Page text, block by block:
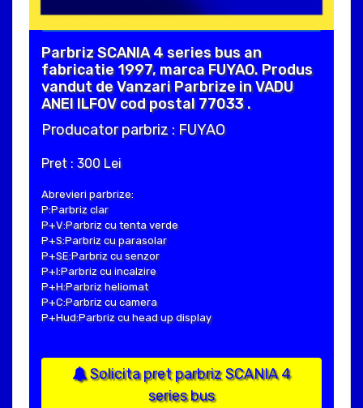
Parbriz SCANIA 4 series bus an
fabricatie 1997, marca FUYAO. Produs
vandut de Vanzari Parbrize in VADU
ANEI ILFOV cod postal 77033 .
Producator parbriz : FUYAO
Pret : 300 Lei
Abrevieri parbrize:
P:Parbriz clar
P+V:Parbriz cu tenta verde
P+S:Parbriz cu parasolar
P+SE:Parbriz cu senzor
P+I:Parbriz cu incalzire
P+H:Parbriz heliomat
P+C:Parbriz cu camera
P+Hud:Parbriz cu head up display
Solicita pret parbriz SCANIA 4
series bus